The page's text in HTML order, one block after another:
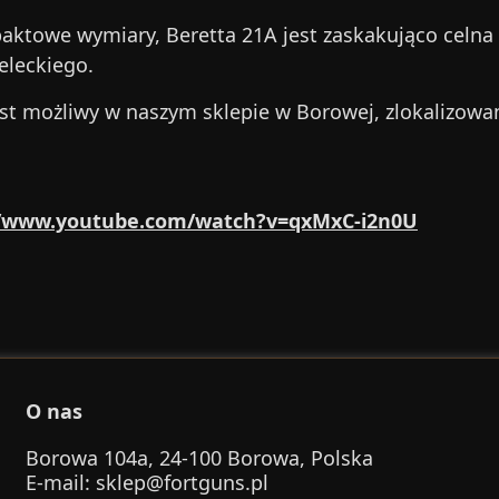
wymiary, Beretta 21A jest zaskakująco
możliwy w naszym sklepie w Borowej,
watch?v=qxMxC-i2n0U
O nas
Borowa 104a, 24-100 Borowa, Polska
E-mail: sklep@fortguns.pl